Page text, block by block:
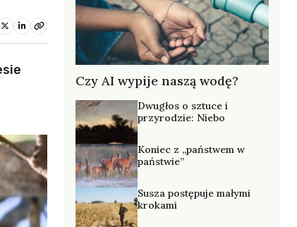
Czy AI wypije naszą wodę?
Dwugłos o sztuce i
przyrodzie: Niebo
Koniec z „państwem w
państwie”
Susza postępuje małymi
krokami